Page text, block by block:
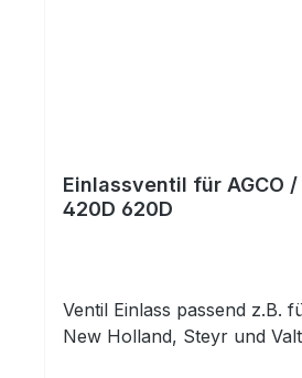
Einlassventil für AGCO /
420D 620D
Ventil Einlass passend z.B.
New Holland, Steyr und